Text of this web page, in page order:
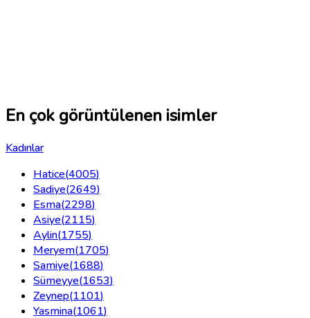
En çok görüntülenen isimler
Kadınlar
Hatice(4005)
Sadiye(2649)
Esma(2298)
Asiye(2115)
Aylin(1755)
Meryem(1705)
Samiye(1688)
Sümeyye(1653)
Zeynep(1101)
Yasmina(1061)